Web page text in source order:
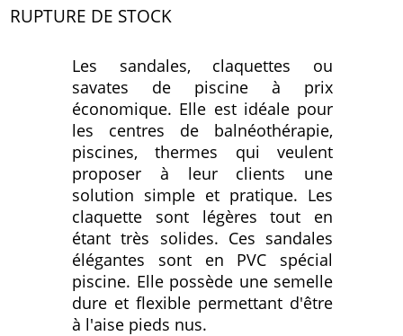
RUPTURE DE STOCK
Les sandales, claquettes ou
savates de piscine à prix
économique. Elle est idéale pour
les centres de balnéothérapie,
piscines, thermes qui veulent
proposer à leur clients une
solution simple et pratique. Les
claquette sont légères tout en
étant très solides. Ces sandales
élégantes sont en PVC spécial
piscine. Elle possède une semelle
dure et flexible permettant d'être
à l'aise pieds nus.